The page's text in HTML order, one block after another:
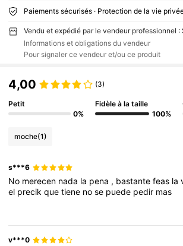
Paiements sécurisés · Protection de la vie
Vendu et expédié par le vendeur professionnel :
Informations et obligations du vendeur
Pour signaler ce vendeur et/ou ce produit
4,00 (3)
Petit
0%
Fidèle à la taille
100%
moche(1)
s***6
No merecen nada la pena , bastantefeas la
el precikquetiene nose puede pedir mas
v***0